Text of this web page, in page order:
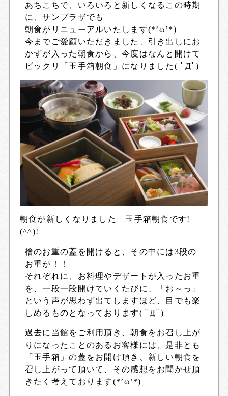
あちこちで、いろいろと新しくなるこの時期
に、サンプラザでも
朝食がリニューアルいたします(*’ω’*)
今までご愛顧いただきました、引き出しにお
かずが入った朝食から、今度はなんと開けて
ビックリ「玉手箱朝食」になりました( ﾟДﾟ)
朝食が新しくなりました 玉手箱朝食です!
(^^)!
檜のお重の蓋を開けると、その中には3段の
お重が！！
それぞれに、お料理やデザートが入ったお重
を、一段一段開けていくたびに、「お～っ」
という声が思わず出てしますほど、目でも楽
しめるものとなっております( ﾟДﾟ)
過去に当館をご利用頂き、朝食をお召し上が
りになったことのあるお客様には、是非とも
「玉手箱」の蓋をお開け頂き、新しい朝食を
召し上がって頂いて、その感想をお聞かせ頂
きたく考えております(*’ω’*)